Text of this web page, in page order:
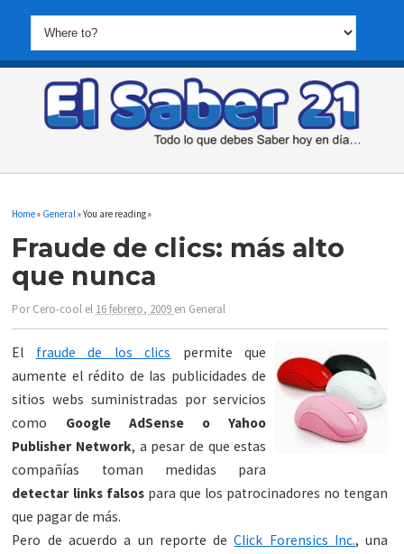
Home» General » You are reading »
Fraude de clics: más alto
que nunca
PorCero-cool el 16 febrero, 2009 en General
El fraude de los clics permite que
aumente el rédito de las publicidades de
sitios webs suministradas por servicios
como Google AdSense o Yahoo
Publisher Network, a pesar de que estas
compañías toman medidas para
detectar links falsospara que los patrocinadores no tengan
que pagar de más.
Pero de acuerdo a un reporte deClick Forensics Inc., una